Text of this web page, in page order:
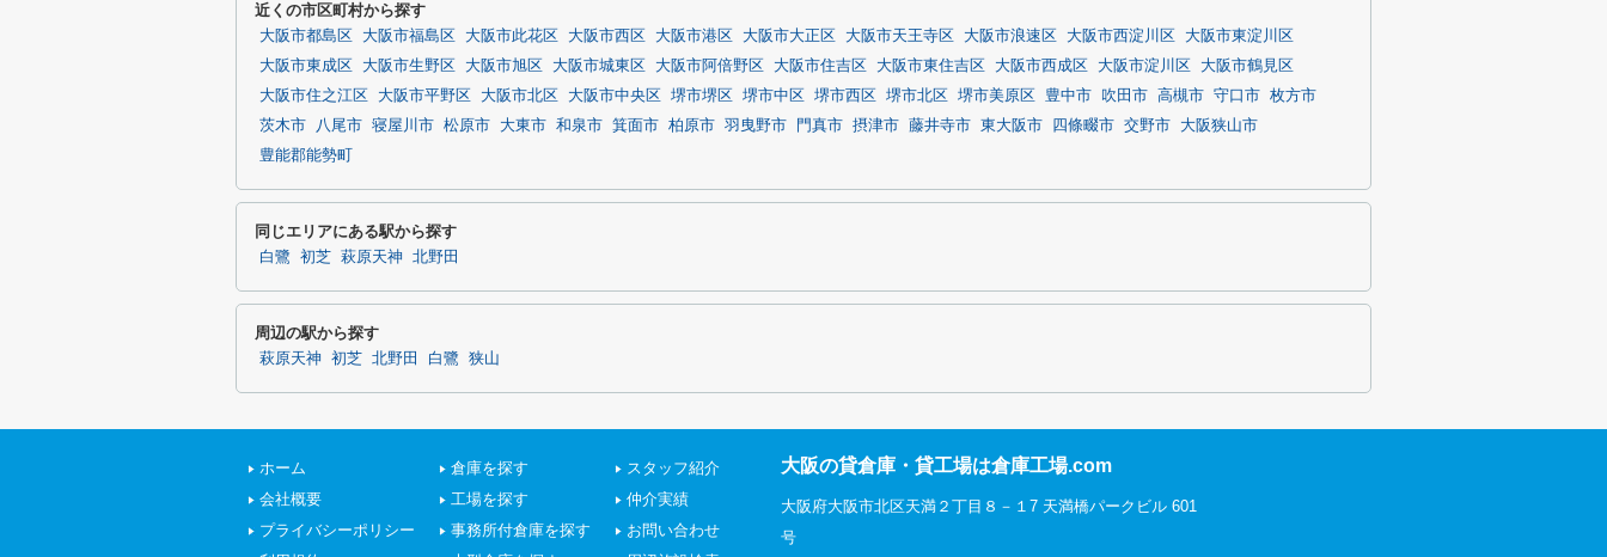
近くの市区町村から探す
大阪市都島区 大阪市福島区 大阪市此花区 大阪市西区 大阪市港区 大阪市大正区 大阪市天王寺区 大阪市浪速区 大阪市西淀川区
大阪市東淀川区
大阪市東成区
大阪市生野区 大阪市旭区 大阪市城東区 大阪市阿倍野区 大阪市住吉区 大阪市東住吉区 大阪市西成区 大阪市淀川区
大阪市鶴見区
大阪市住之江区
大阪市平野区 大阪市北区 大阪市中央区 堺市堺区 堺市中区 堺市西区 堺市北区 堺市美原区 豊中市 吹田市 高槻市 守口市 枚方市
茨木市
八尾市 寝屋川市 松原市 大東市 和泉市 箕面市 柏原市 羽曳野市 門真市 摂津市 藤井寺市 東大阪市 四條畷市 交野市
大阪狭山市
豊能郡能勢町
同じエリアにある駅から探す
白鷺 初芝 萩原天神 北野田
周辺の駅から探す
萩原天神 初芝 北野田 白鷺 狭山
ホーム
会社概要
プライバシーポリシー
倉庫を探す
工場を探す
事務所付倉庫を探す
スタッフ紹介
仲介実績
お問い合わせ
大阪の貸倉庫・貸工場は倉庫工場.com
大阪府大阪市北区天満２丁目８－１7 天満橋パークビル 601
号